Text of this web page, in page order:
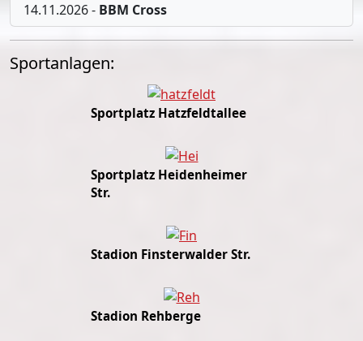
14.11.2026- BBM Cross
Sportanlagen:
Sportplatz Hatzfeldtallee
Sportplatz Heidenheimer
Str.
Stadion Finsterwalder Str.
Stadion Rehberge